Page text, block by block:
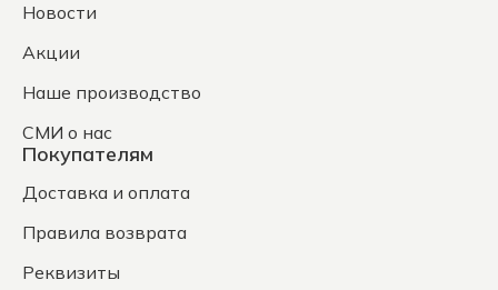
Новости
Акции
Наше производство
СМИ о нас
Покупателям
Доставка и оплата
Правила возврата
Реквизиты